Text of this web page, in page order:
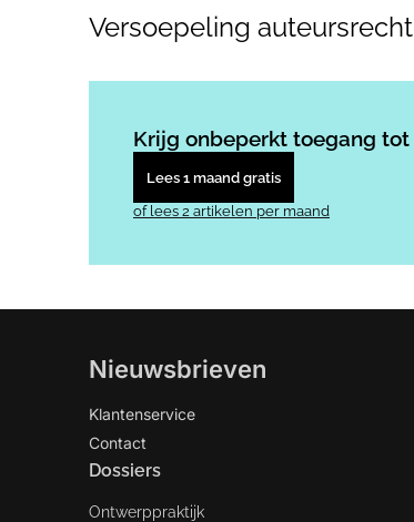
Versoepeling
Krijg onbeperkt toegang
Lees 1 maand gratis
of lees 2 artikelen per maand
Nieuwsbrieven
Klantenservice
Contact
Dossiers
Ontwerppraktijk